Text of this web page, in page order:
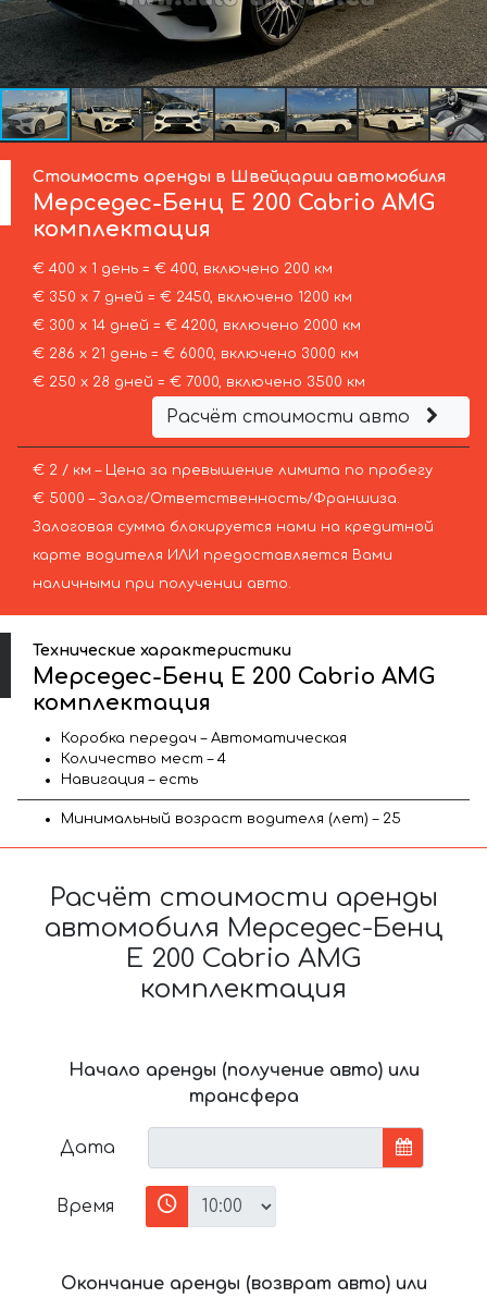
Стоимость аренды в Швейцарии автомобиля
Мерседес-Бенц E 200 Cabrio AMG
комплектация
€ 400 х 1 день = € 400, включено 200 км
€ 350 х 7 дней = € 2450, включено 1200 км
€ 300 х 14 дней = € 4200, включено 2000 км
€ 286 х 21 день = € 6000, включено 3000 км
€ 250 х 28 дней = € 7000, включено 3500 км
Расчёт стоимости авто
€ 2 / км – Цена за превышение лимита по пробегу
€ 5000 – Залог/Ответственность/Франшиза.
Залоговая сумма блокируется нами на кредитной
карте водителя ИЛИ предоставляется Вами
наличными при получении авто.
Технические характеристики
Мерседес-Бенц E 200 Cabrio AMG
комплектация
Коробка передач – Автоматическая
Количество мест – 4
Навигация – есть
Минимальный возраст водителя (лет) – 25
Расчёт стоимости аренды
автомобиля Мерседес-Бенц
E 200 Cabrio AMG
комплектация
Начало аренды (получение авто) или
трансфера
Дата
Время
Окончание аренды (возврат авто) или